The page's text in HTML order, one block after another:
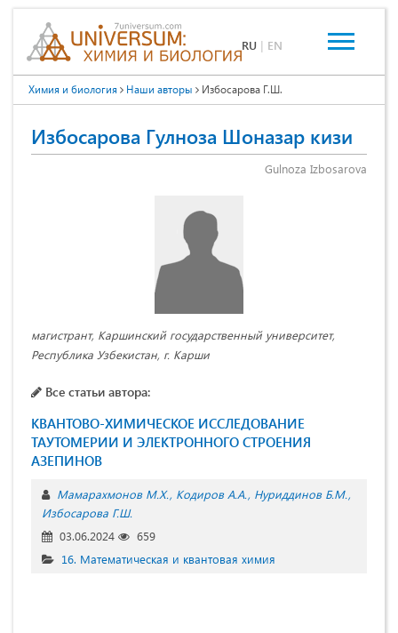
RU | EN
Химия и биология Наши авторы Избосарова Г.Ш.
Избосарова Гулноза Шоназар кизи
Gulnoza Izbosarova
магистрант, Каршинский государственный университет,
Республика Узбекистан, г. Карши
Все статьи автора:
КВАНТОВО-ХИМИЧЕСКОЕ ИССЛЕДОВАНИЕ
ТАУТОМЕРИИ И ЭЛЕКТРОННОГО СТРОЕНИЯ
АЗЕПИНОВ
Мамарахмонов М.Х. Кодиров А.А. Нуриддинов Б.М.
Избосарова Г.Ш.
03.06.2024
659
16. Математическая и квантовая химия